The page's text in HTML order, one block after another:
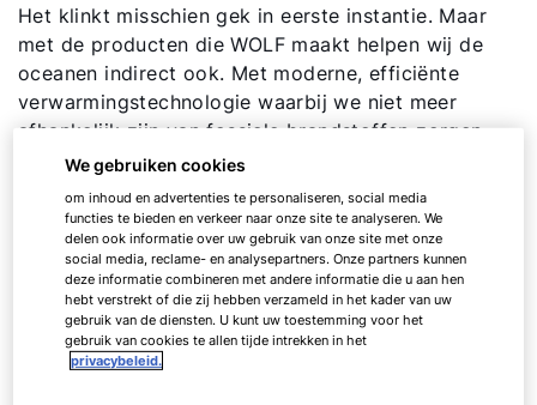
Het klinkt misschien gek in eerste instantie. Maar
met de producten die WOLF maakt helpen wij de
oceanen indirect ook. Met moderne, efficiënte
verwarmingstechnologie waarbij we niet meer
afhankelijk zijn van fossiele brandstoffen zorgen
wij en iedere gebruiker van onze systemen
ervoor dat er minder CO2 in de atmosfeer komt,
waardoor de oceanen ook minder CO2 hoeven
op te ruimen.
Maar dat is nog niet alles: sinds 2019 is WOLF
GmbH sponsor van de One Ocean Foundation, die
zich inzet voor het behoud van gezonde
oceanen. De foundation zet zich in om
We gebruiken cookies
om inhoud en advertenties te personaliseren, social media
functies te bieden en verkeer naar onze site te analyseren. We
delen ook informatie over uw gebruik van onze site met onze
social media, reclame- en analysepartners. Onze partners kunnen
deze informatie combineren met andere informatie die u aan hen
hebt verstrekt of die zij hebben verzameld in het kader van uw
gebruik van de diensten. U kunt uw toestemming voor het
gebruik van cookies te allen tijde intrekken in het
privacybeleid.